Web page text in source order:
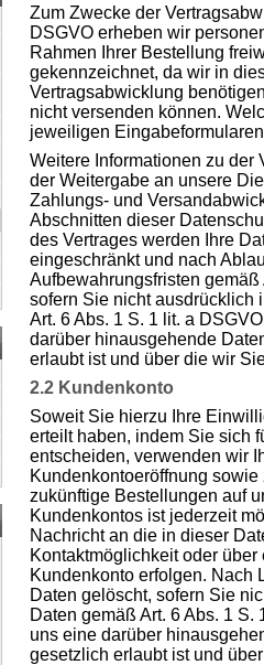
Zum Zwecke der
DSGVO erheben wir
Rahmen Ihrer Bestellung
gekennzeichnet, da wir in
Vertragsabwicklung
nicht versenden können.
jeweiligen
Weitere Informationen zu der
der Weitergabe an unsere
Zahlungs- und
Abschnitten dieser
des Vertrages werden Ihre
eingeschränkt und nach
Aufbewahrungsfristen
sofern Sie nicht ausdrücklich
Art. 6 Abs. 1 S. 1 lit. a
darüber hinausgehende
erlaubt ist und über die wir
2.2 Kundenkonto
Soweit Sie hierzu Ihre
erteilt haben, indem Sie sich
entscheiden, verwenden wir
Kundenkontoeröffnung
zukünftige Bestellungen auf
Kundenkontos ist jederzeit
Nachricht an die in dieser
Kontaktmöglichkeit oder
Kundenkonto erfolgen. Nach
Daten gelöscht, sofern Sie
Daten gemäß Art. 6 Abs. 1
uns eine darüber
gesetzlich erlaubt ist und